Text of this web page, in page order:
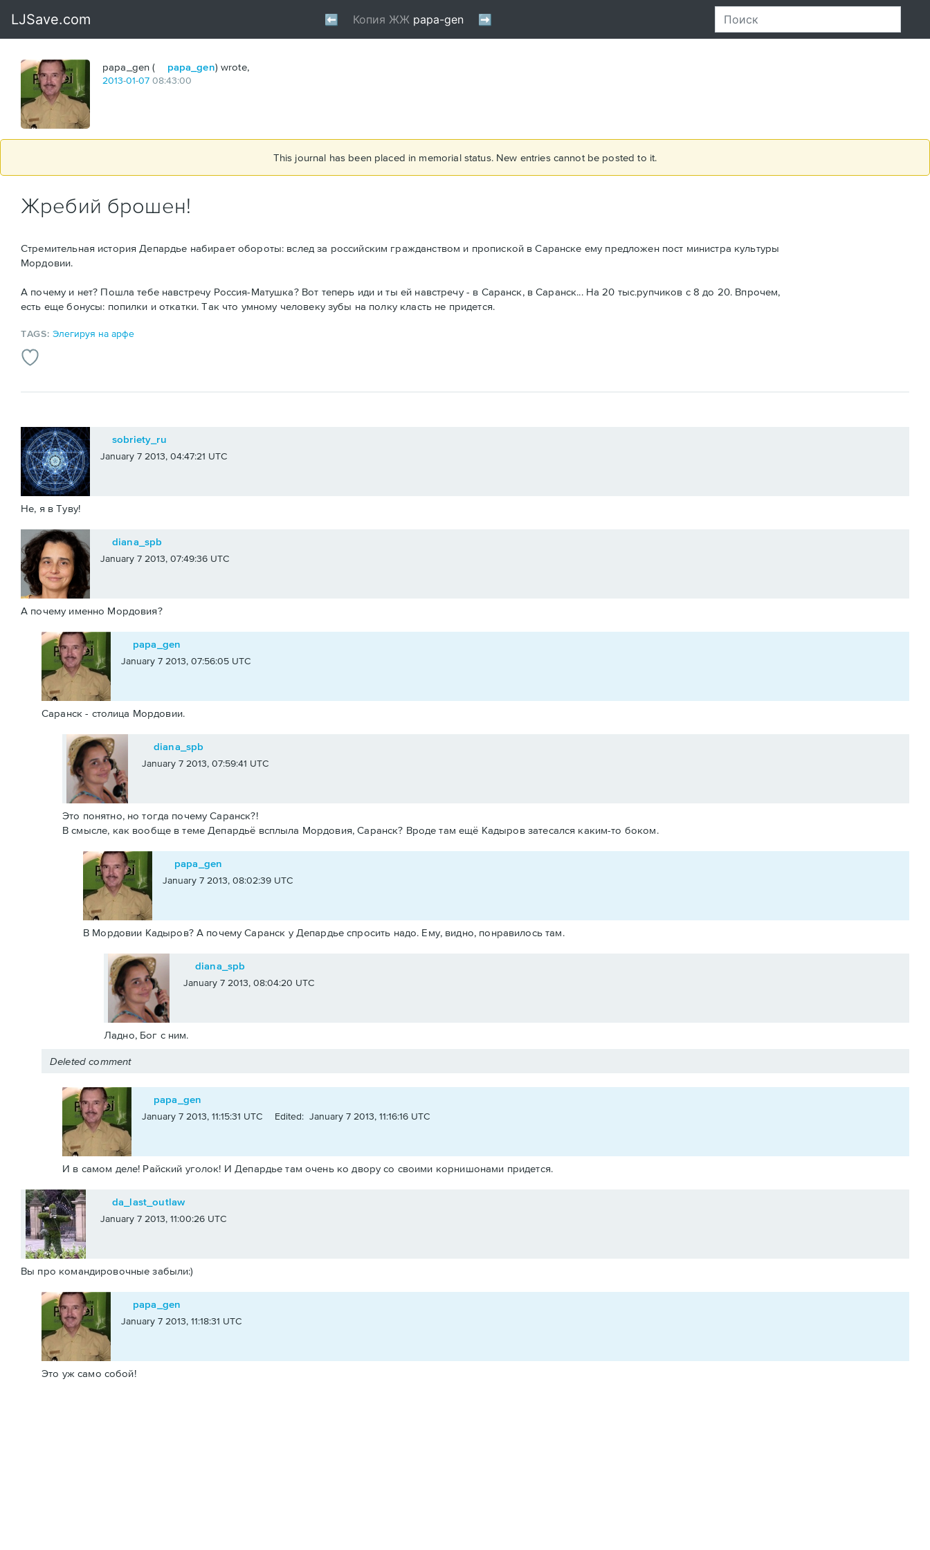
papa_gen ( papa_gen) wrote,
2013-01-07 08:43:00
This journal has been placed in memorial status. New entries cannot be posted to it.
Жребий брошен!
Стремительная история Депардье набирает обороты: вслед за российским гражданством и пропиской в Саранске ему предложен пост министра культуры
Мордовии.
А почему и нет? Пошла тебе навстречу Россия-Матушка? Вот теперь иди и ты ей навстречу - в Саранск, в Саранск... На 20 тыс.рупчиков с 8 до 20. Впрочем,
есть еще бонусы: попилки и откатки. Так что умному человеку зубы на полку класть не придется.
TAGS:Элегируя на арфе
sobriety_ru
January 7 2013, 04:47:21 UTC
Не, я в Туву!
diana_spb
January 7 2013, 07:49:36 UTC
А почему именно Мордовия?
papa_gen
January 7 2013, 07:56:05 UTC
Саранск - столица Мордовии.
diana_spb
January 7 2013, 07:59:41 UTC
Это понятно, но тогда почему Саранск?!
В смысле, как вообще в теме Депардьё всплыла Мордовия, Саранск? Вроде там ещё Кадыров затесался каким-то боком.
papa_gen
January 7 2013, 08:02:39 UTC
В Мордовии Кадыров? А почему Саранск у Депардье спросить надо. Ему, видно, понравилось там.
diana_spb
January 7 2013, 08:04:20 UTC
Ладно, Бог с ним.
Deleted comment
papa_gen
January 7 2013, 11:15:31 UTC Edited: January 7 2013, 11:16:16 UTC
И в самом деле! Райский уголок! И Депардье там очень ко двору со своими корнишонами придется.
da_last_outlaw
January 7 2013, 11:00:26 UTC
Вы про командировочные забыли:)
papa_gen
January 7 2013, 11:18:31 UTC
Это уж само собой!